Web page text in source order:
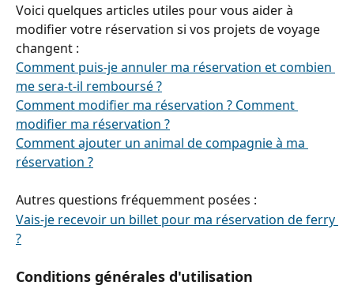
Voici quelques articles utiles pour vous aider à
modifier votre réservation si vos projets de voyage
changent :
Comment puis-je annuler ma réservation et combien
me sera-t-il remboursé ?
Comment modifier ma réservation ? Comment
modifier ma réservation ?
Comment ajouter un animal de compagnie à ma
réservation ?
Autres questions fréquemment posées :
Vais-je recevoir un billet pour ma réservation de ferry
?
Conditions générales d'utilisation